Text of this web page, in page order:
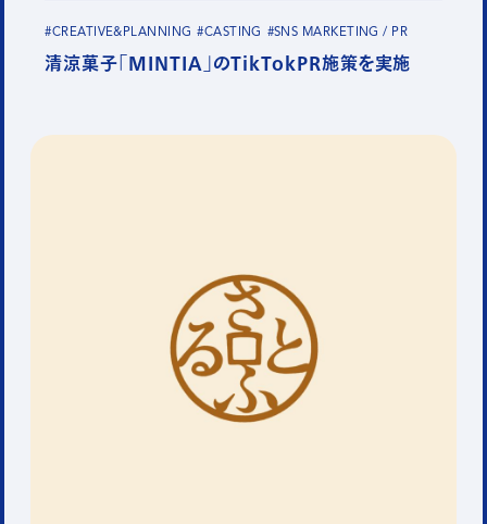
#CREATIVE&PLANNING #CASTING #SNS MARKETING / PR
清涼菓子「MINTIA」のTikTokPR施策を実施